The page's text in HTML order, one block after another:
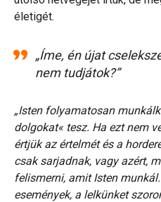
életigét.
„Íme, én újat
nem tudjátok?”
„Isten folyamatosan
dolgokat« tesz. Ha ezt nem
értjük az értelmét és a
csak sarjadnak, vagy azért,
felismerni, amit Isten
események, a lelkünket